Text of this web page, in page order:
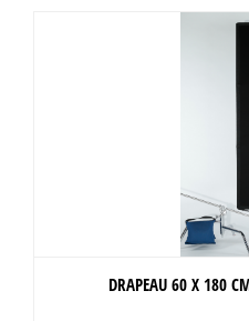
DRAPEAU 60 X 180